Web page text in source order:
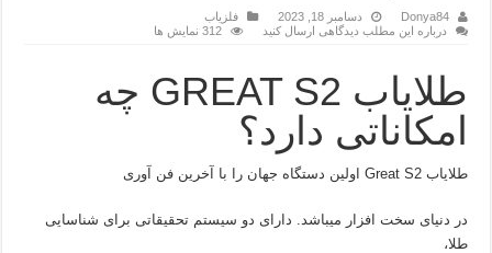
Donya84 دسامبر 18, 2023
فلزیاب
درباره این مطلب دیدگاهی ارسال کنید
312 نمایش ها
طلایاب GREAT S2 چه
امکاناتی دارد؟
طلایاب Great S2 اولین دستگاه جهان را با آخرین فن آوری
در دنیای سخت افزار میباشد. دارای دو سیستم تحقیقاتی برای شناسایی
طلا،